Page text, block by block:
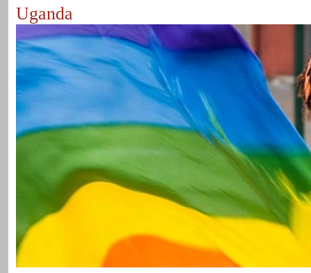
Uganda